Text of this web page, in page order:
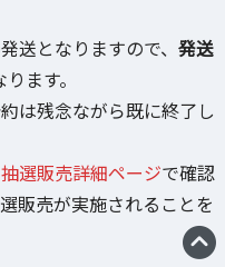
送となりますので、 発送
ります。
は残念ながら既に終了し
選販売詳細ページで確認
販売が実施されることを